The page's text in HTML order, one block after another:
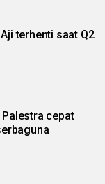
terhenti saat Q2
cepat